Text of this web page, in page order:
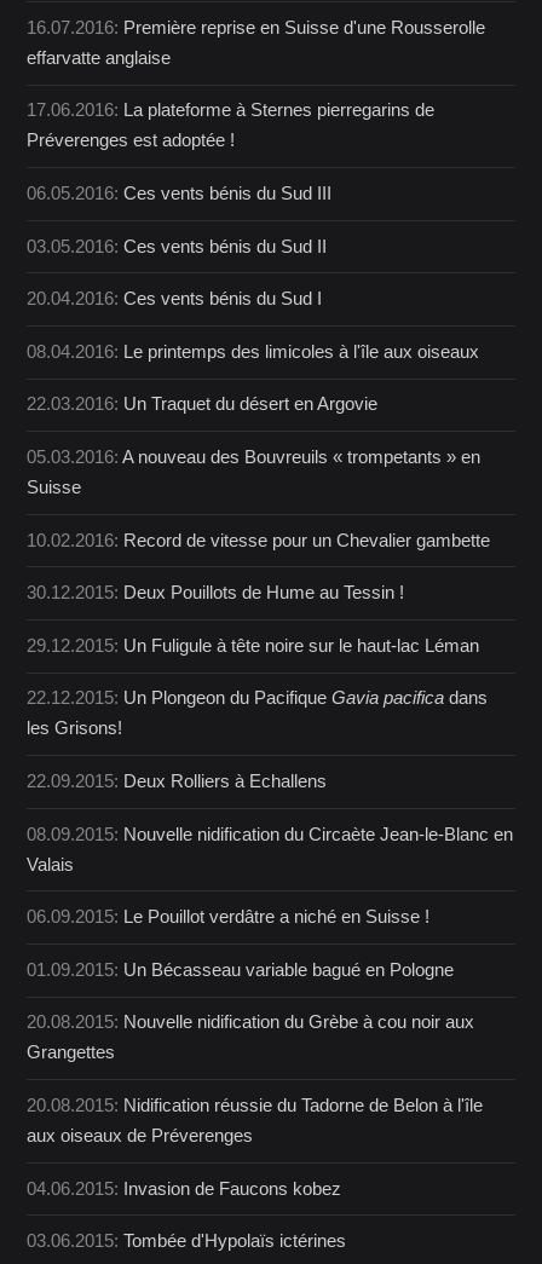
16.07.2016: Première reprise en Suisse d'une Rousserolle
effarvatte anglaise
17.06.2016: La plateforme à Sternes pierregarins de
Préverenges est adoptée !
06.05.2016:Ces vents bénis du Sud III
03.05.2016:Ces vents bénis du Sud II
20.04.2016:Ces vents bénis du Sud I
08.04.2016: Le printemps des limicoles à l'île aux oiseaux
22.03.2016: Un Traquet du désert en Argovie
05.03.2016:A nouveau des Bouvreuils « trompetants » en
Suisse
10.02.2016: Record de vitesse pour un Chevalier gambette
30.12.2015: Deux Pouillots de Hume au Tessin !
29.12.2015: Un Fuligule à tête noire sur le haut-lac Léman
22.12.2015: Un Plongeon du PacifiqueGavia pacifica dans
les Grisons!
22.09.2015: Deux Rolliers à Echallens
08.09.2015: Nouvelle nidification du Circaète Jean-le-Blanc en
Valais
06.09.2015: Le Pouillot verdâtre a niché en Suisse !
01.09.2015: Un Bécasseau variable bagué en Pologne
20.08.2015: Nouvelle nidification du Grèbe à cou noir aux
Grangettes
20.08.2015: Nidification réussie du Tadorne de Belon à l'île
aux oiseaux de Préverenges
04.06.2015: Invasion de Faucons kobez
03.06.2015:Tombée d'Hypolaïs ictérines